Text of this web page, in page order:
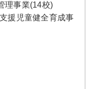
理事業(14校)
援児童健全育成事